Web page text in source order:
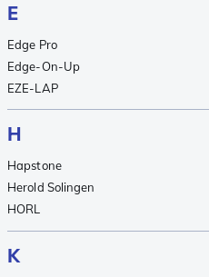
E
Edge Pro
Edge-On-Up
EZE-LAP
H
Hapstone
Herold Solingen
HORL
K